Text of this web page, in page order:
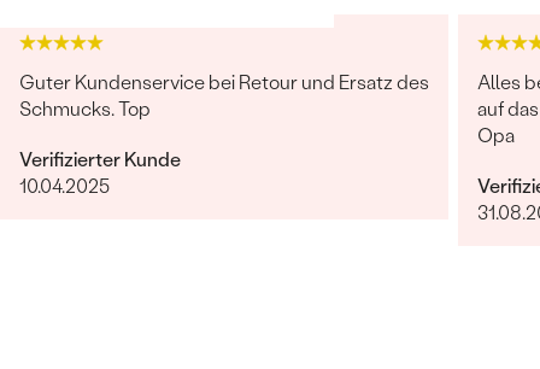
Guter Kundenservice bei Retour und Ersatz des
Schmucks. Top
Verifizierter Kunde
10.04.2025
Alles
auf
Opa